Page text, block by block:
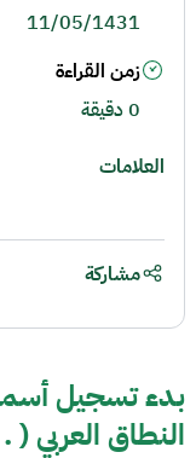
بدء تسجيل
النطاق العربي
11/05/1431
زمن القراءة
0 دقيقة
العلامات
مشاركة